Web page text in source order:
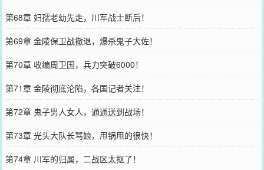
第68章 妇孺老幼先走，川军战士断后！
第69章 金陵保卫战撤退，爆杀鬼子大佐！
第70章 收编周卫国，兵力突破6000！
第71章 金陵彻底沦陷，各国记者关注！
第72章 鬼子男人女人，通通送到战场！
第73章 光头大队长骂娘，甩锅甩的很快！
第74章 川军的归属，二战区太抠了！